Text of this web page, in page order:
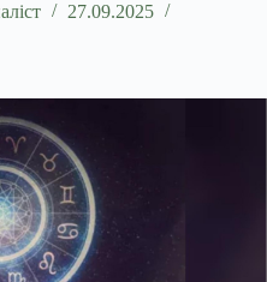
27.09.2025